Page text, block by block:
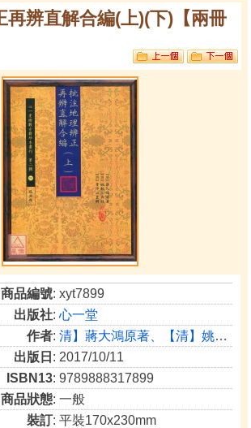
再辨直解合編(上)(下)【兩冊
商品編號: xyt7899
出版社:心一堂
作者:清】蔣大鴻原著、【清】姚銘三再註、【清】章仲山直解
出版日 : 2017/10/11
ISBN13: 9789888317899
商品狀態: 一般
裝訂: 平裝170x230mm